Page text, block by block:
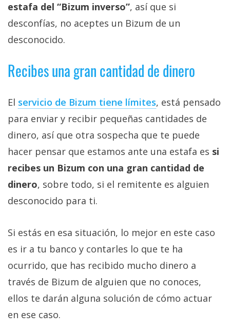
estafa del “Bizum inverso”, así que si
desconfías, no aceptes un Bizum de un
desconocido.
Recibes una gran cantidad de dinero
El servicio de Bizum tiene límites, está pensado
para enviar y recibir pequeñas cantidades de
dinero, así que otra sospecha que te puede
hacer pensar que estamos ante una estafa es si
recibes un Bizum con una gran cantidad de
dinero, sobre todo, si el remitente es alguien
desconocido para ti.
Si estás en esa situación, lo mejor en este caso
es ir a tu banco y contarles lo que te ha
ocurrido, que has recibido mucho dinero a
través de Bizum de alguien que no conoces,
ellos te darán alguna solución de cómo actuar
en ese caso.